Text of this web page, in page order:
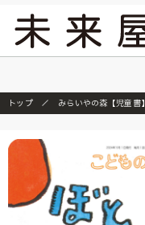
トップ みらいやの森【児童書】